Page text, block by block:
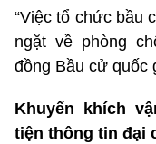
“Việc tổ chức bầu
ngặt về phòng
đồng Bầu cử quốc
Khuyến khích
tiện thông tin đại